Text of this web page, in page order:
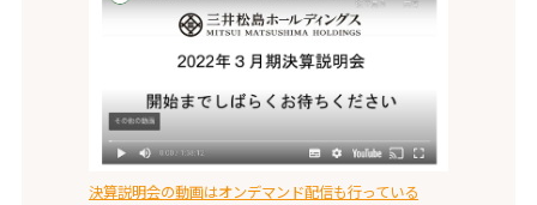
決算説明会の動画はオンデマンド配信も行っている